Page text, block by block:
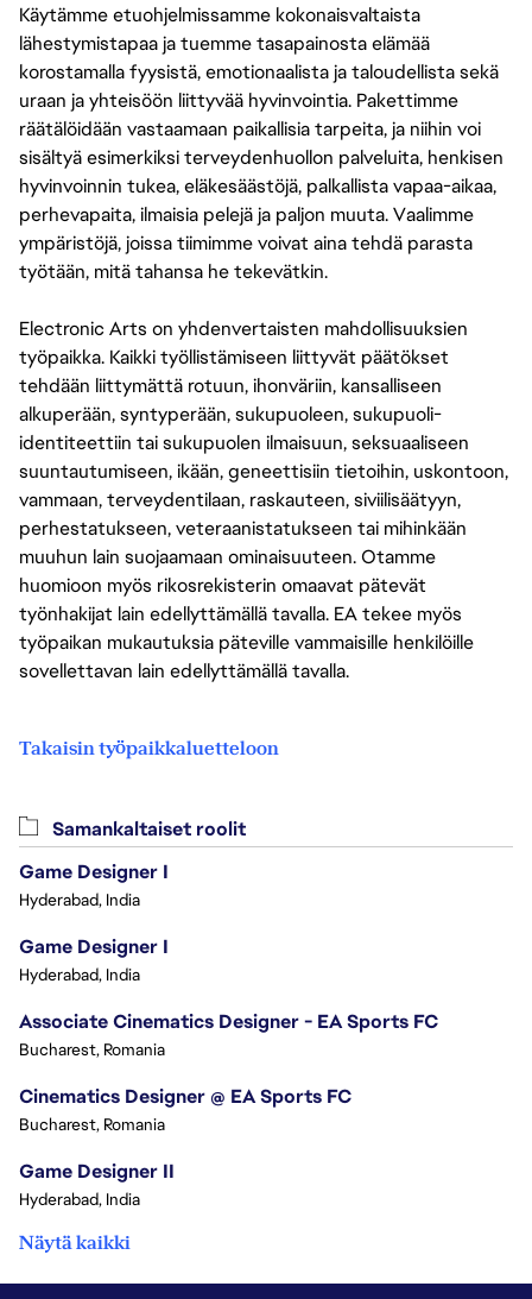
Käytämme etuohjelmissamme kokonaisvaltaista
lähestymistapaa ja tuemme tasapainosta elämää
korostamalla fyysistä, emotionaalista ja taloudellista sekä
uraan ja yhteisöön liittyvää hyvinvointia. Pakettimme
räätälöidään vastaamaan paikallisia tarpeita, ja niihin voi
sisältyä esimerkiksi terveydenhuollon palveluita, henkisen
hyvinvoinnin tukea, eläkesäästöjä, palkallista vapaa-aikaa,
perhevapaita, ilmaisia pelejä ja paljon muuta. Vaalimme
ympäristöjä, joissa tiimimme voivat aina tehdä parasta
työtään, mitä tahansa he tekevätkin.
Electronic Arts on yhdenvertaisten mahdollisuuksien
työpaikka. Kaikki työllistämiseen liittyvät päätökset
tehdään liittymättä rotuun, ihonväriin, kansalliseen
alkuperään, syntyperään, sukupuoleen, sukupuoli-
identiteettiin tai sukupuolen ilmaisuun, seksuaaliseen
suuntautumiseen, ikään, geneettisiin tietoihin, uskontoon,
vammaan, terveydentilaan, raskauteen, siviilisäätyyn,
perhestatukseen, veteraanistatukseen tai mihinkään
muuhun lain suojaamaan ominaisuuteen. Otamme
huomioon myös rikosrekisterin omaavat pätevät
työnhakijat lain edellyttämällä tavalla. EA tekee myös
työpaikan mukautuksia päteville vammaisille henkilöille
sovellettavan lain edellyttämällä tavalla.
Takaisin työpaikkaluetteloon
Samankaltaiset roolit
Game Designer I
Hyderabad, India
Game Designer I
Hyderabad, India
Associate Cinematics Designer - EA Sports FC
Bucharest, Romania
Cinematics Designer @ EA Sports FC
Bucharest, Romania
Game Designer II
Hyderabad, India
Näytä kaikki